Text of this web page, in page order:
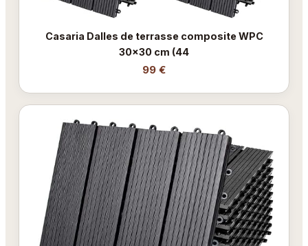
Casaria Dalles de terrasse composite WPC
30x30 cm (44
99 €